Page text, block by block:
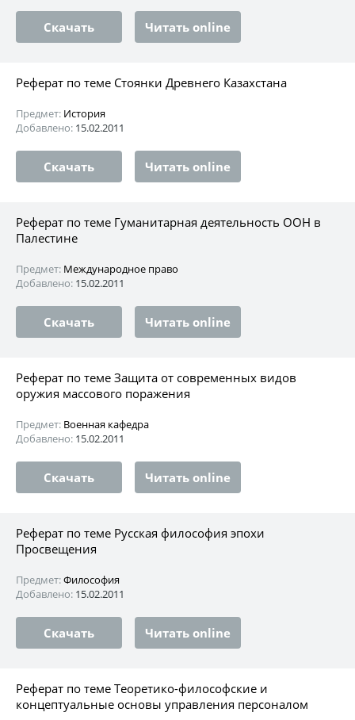
Скачать Читать online
Реферат по теме Стоянки Древнего Казахстана
Предмет: История
Добавлено: 15.02.2011
Скачать Читать online
Реферат по теме Гуманитарная деятельность ООН в
Палестине
Предмет: Международное право
Добавлено: 15.02.2011
Скачать Читать online
Реферат по теме Защита от современных видов
оружия массового поражения
Предмет: Военная кафедра
Добавлено: 15.02.2011
Скачать Читать online
Реферат по теме Русская философия эпохи
Просвещения
Предмет:Философия
Добавлено: 15.02.2011
Скачать Читать online
Реферат по теме Теоретико-философские и
концептуальные основы управления персоналом